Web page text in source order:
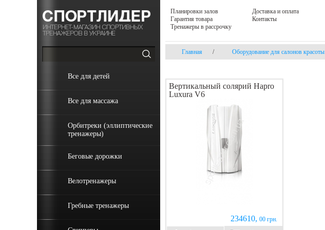
Все для детей
Все для массажа
Орбитреки (эллиптические
тренажеры)
Беговые дорожки
Велотренажеры
Гребные тренажеры
Планировки залов
Гарантия товара
Тренажеры в рассрочку
Доставка и оплата
Контакты
Главная / Оборудование для салонов красоты
Вертикальный солярий Hapro
Luxura V6
234610, 00 грн.